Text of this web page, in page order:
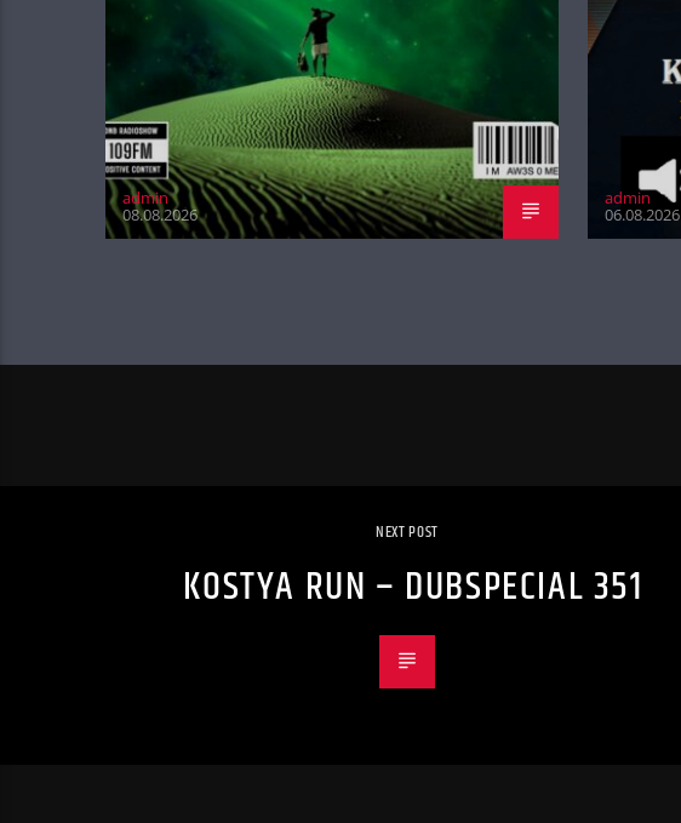
admin
08.08.2026
admin
06.08.2026
NEXT POST
KOSTYA RUN – DUBSPECIAL 351